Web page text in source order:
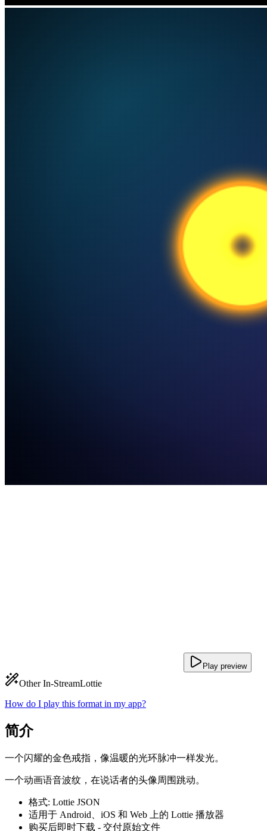
Play preview
Other In-StreamLottie
How do I play this format in my app?
简介
一个闪耀的金色戒指，像温暖的光环脉冲一样发光。
一个动画语音波纹，在说话者的头像周围跳动。
格式: Lottie JSON
适用于 Android、iOS 和 Web 上的 Lottie 播放器
购买后即时下载 - 交付原始文件